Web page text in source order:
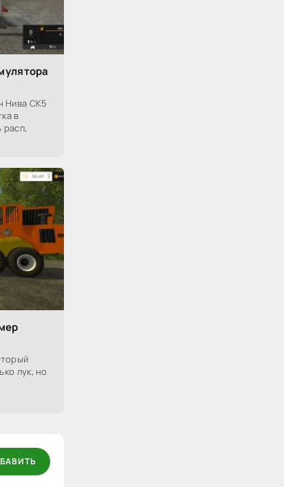
Нива СК5
в
расп,
лук, но